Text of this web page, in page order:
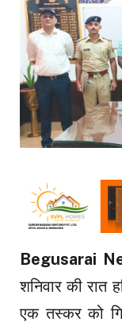
Begusarai
शनिवार की रात
एक तस्कर को